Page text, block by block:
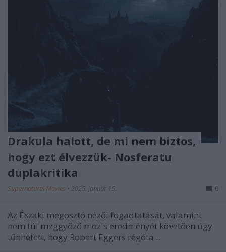
Drakula halott, de mi nem biztos,
hogy ezt élvezzük- Nosferatu
duplakritika
Supernatural Movies • 2025. január 15. 0
Az Északi megosztó nézői fogadtatását, valamint
nem túl meggyőző mozis eredményét követően úgy
tűnhetett, hogy Robert Eggers régóta ...